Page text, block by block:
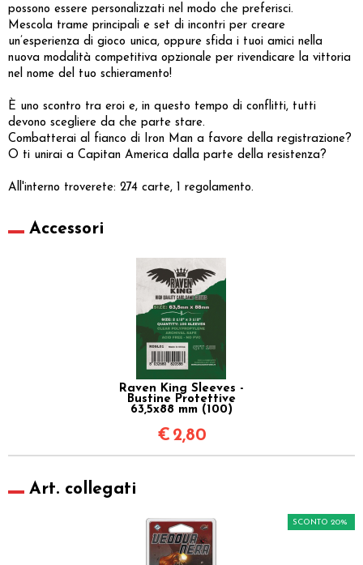
possono essere personalizzati nel modo che preferisci.
Mescola trame principali e set di incontri per creare
un’esperienza di gioco unica, oppure sfida i tuoi amici nella
nuova modalità competitiva opzionale per rivendicare la vittoria
nel nome del tuo schieramento!
È uno scontro tra eroi e, in questo tempo di conflitti, tutti
devono scegliere da che parte stare.
Combatterai al fianco di Iron Man a favore della registrazione?
O ti unirai a Capitan America dalla parte della resistenza?
All'interno troverete: 274 carte, 1 regolamento.
Accessori
Raven King Sleeves -
Bustine Protettive
63,5x88 mm (100)
€ 2,80
Art. collegati
SCONTO 20%